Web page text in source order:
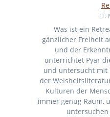
11.
Was ist ein
gänzlicher Freiheit
und der
unterrichtet Pyar
und untersucht mit
der
Kulturen der
immer genug Raum,